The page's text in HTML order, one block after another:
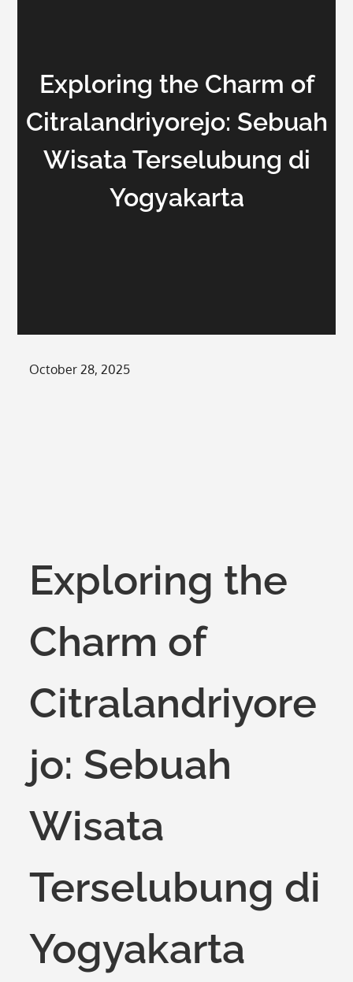
Exploring the Charm of
Citralandriyorejo: Sebuah
Wisata Terselubung di
Yogyakarta
Posted
October 28, 2025
Exploring the
Charm of
Citralandriyore
jo: Sebuah
Wisata
Terselubung di
Yogyakarta